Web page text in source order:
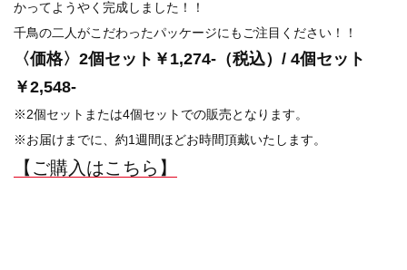
かってようやく完成しました！！
千鳥の二人がこだわったパッケージにもご注目ください！！
〈価格〉2個セット￥1,274-（税込）/ 4個セット
￥2,548-
※2個セットまたは4個セットでの販売となります。
※お届けまでに、約1週間ほどお時間頂戴いたします。
【ご購入はこちら】